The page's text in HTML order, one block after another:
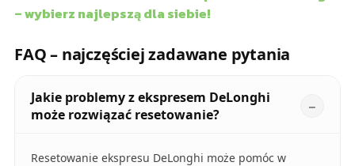
– wybierz najlepszą dla siebie!
FAQ – najczęściej zadawane pytania
Jakie problemy z ekspresem DeLonghi
może rozwiązać resetowanie?
Resetowanie ekspresu DeLonghi może pomóc w